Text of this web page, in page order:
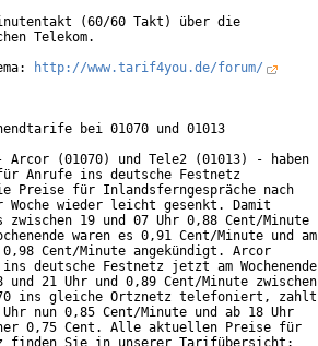
(60/60 Takt) über die
Telekom.
http://www.tarif4you.de/forum/
bei 01070 und 01013
(01070) und Tele2 (01013) - haben
für Anrufe ins deutsche Festnetz
Preise für Inlandsferngespräche nach
Woche wieder leicht gesenkt. Damit
zwischen 19 und 07 Uhr 0,88 Cent/Minute
waren es 0,91 Cent/Minute und am
0,98 Cent/Minute angekündigt. Arcor
deutsche Festnetz jetzt am Wochenende
und 21 Uhr und 0,89 Cent/Minute zwischen
ins gleiche Ortznetz telefoniert, zahlt
Uhr nun 0,85 Cent/Minute und ab 18 Uhr
0,75 Cent. Alle aktuellen Preise für